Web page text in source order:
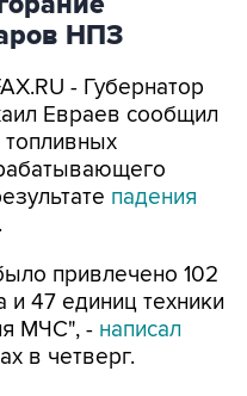
НПЗ
- Губернатор
Евраев сообщил
падения
привлечено 102
и 47 единиц техники
МЧС", - написал
в четверг.